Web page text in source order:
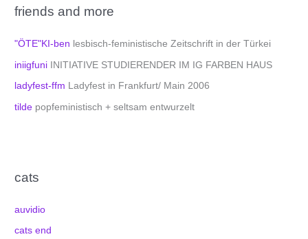
friends and more
"ÖTE"KI-ben lesbisch-feministische Zeitschrift in der Türkei
iniigfuni INITIATIVE STUDIERENDER IM IG FARBEN HAUS
ladyfest-ffm Ladyfest in Frankfurt/ Main 2006
tilde popfeministisch + seltsam entwurzelt
cats
auvidio
cats end